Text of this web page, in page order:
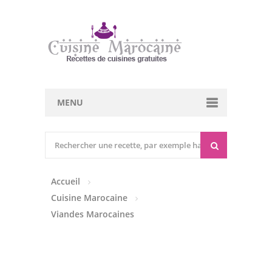
MENU
Entrées Froides
Tajines
Accueil
Cuisine Marocaine
Viandes Marocaines